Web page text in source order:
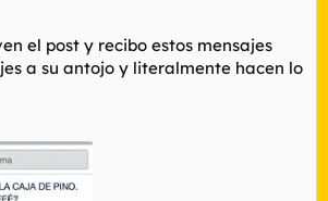
el post y recibo estos mensajes
a su antojo y literalmente hacen lo